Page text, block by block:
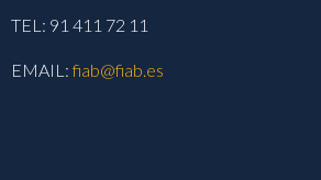
TEL: 91 411 72 11
EMAIL:fiab@fiab.es